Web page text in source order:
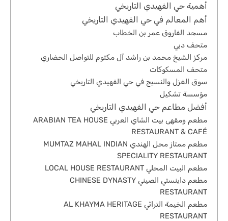
أهمية حي الفهيدي التاريخي
أهم المعالم في حي الفهيدي التاريخي
مسجد الفاروق عمر بن الخطاب
متحف دبي
مركز الشيخ محمد بن راشد آل مكتوم للتواصل الحضاري
متحف المسكوكات
سوق الغزل والنسيج في حي الفهيدي التاريخي
مؤسسة تشكيل
أفضل مطاعم حي الفهيدي التاريخي
مطعم ومقهى بيت الشاي العربي ARABIAN TEA HOUSE
RESTAURANT & CAFÉ
مطعم ممتاز محل الهندي MUMTAZ MAHAL INDIAN
SPECIALITY RESTAURANT
مطعم البيت المحلي LOCAL HOUSE RESTAURANT
مطعم داينستي الصيني CHINESE DYNASTY
RESTAURANT
مطعم الخيمة التراثي AL KHAYMA HERITAGE
RESTAURANT